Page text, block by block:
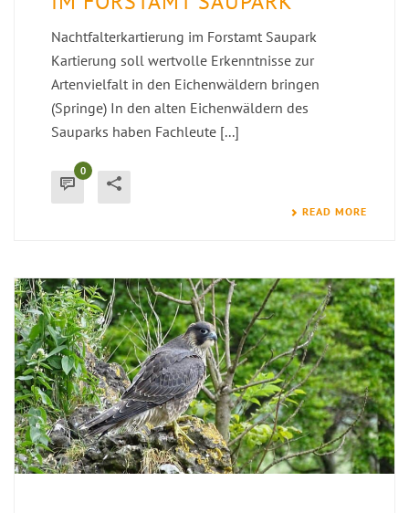
Nachtfalterkartierung im Forstamt Saupark
Kartierung soll wertvolle Erkenntnisse zur
Artenvielfalt in den Eichenwäldern bringen
(Springe) In den alten Eichenwäldern des
Sauparks haben Fachleute [...]
0
READ MORE